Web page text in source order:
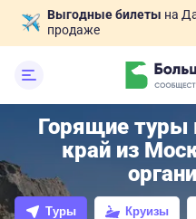
Выгодные билеты на
продаже
Горящие туры
край из
Туры Круизы